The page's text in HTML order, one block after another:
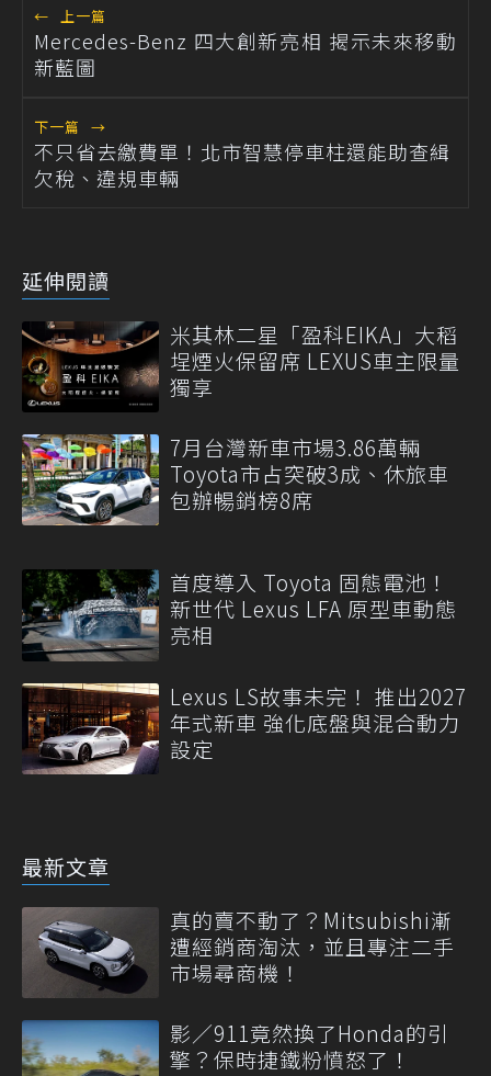
← 上一篇
Mercedes-Benz 四大創新亮相 揭示未來移動
新藍圖
下一篇 →
不只省去繳費單！北市智慧停車柱還能助查緝
欠稅、違規車輛
延伸閱讀
米其林二星「盈科EIKA」大稻
埕煙火保留席 LEXUS車主限量
獨享
7月台灣新車市場3.86萬輛
Toyota市占突破3成、休旅車
包辦暢銷榜8席
首度導入 Toyota 固態電池！
新世代 Lexus LFA 原型車動態
亮相
Lexus LS故事未完！ 推出2027
年式新車 強化底盤與混合動力
設定
最新文章
真的賣不動了？Mitsubishi漸
遭經銷商淘汰，並且專注二手
市場尋商機！
影／911竟然換了Honda的引
擎？保時捷鐵粉憤怒了！